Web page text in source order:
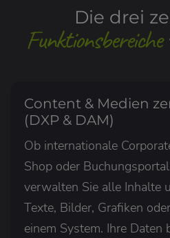
Die drei
Funktionsbereiche
Content & Medien
(DXP & DAM)
Ob internationale
Shop oder
verwalten Sie alle Inhalte
Texte, Bilder, Grafiken
einem System. Ihre Daten